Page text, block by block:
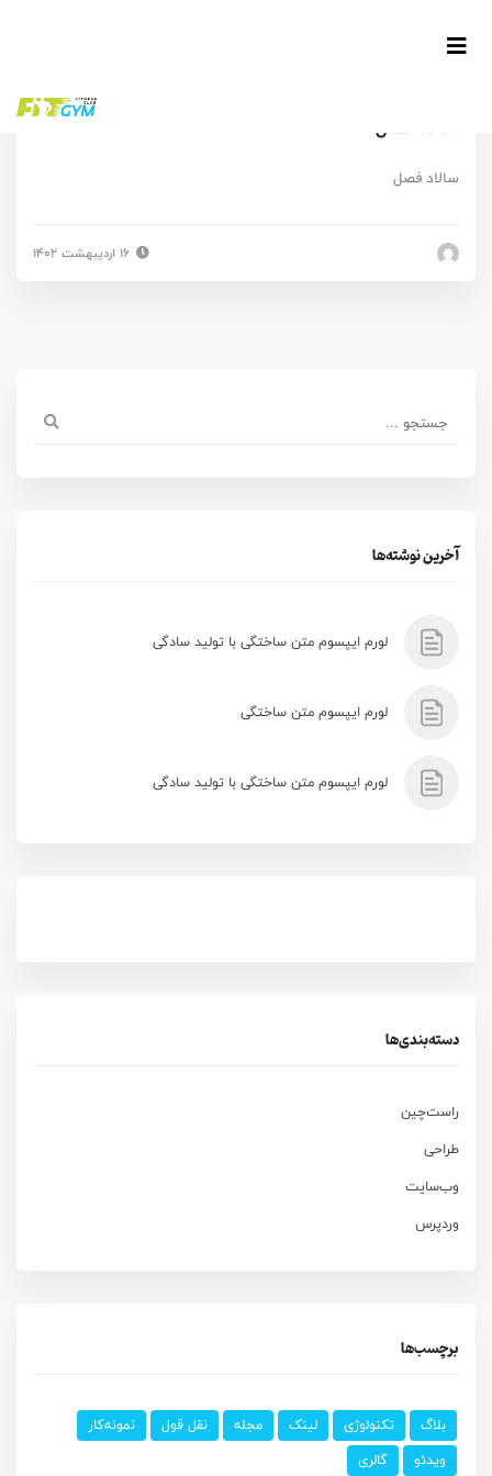
سالاد فصل
سالاد فصل
آخرین نوشته‌ها
لورم ایپسوم متن ساختگی با تولید سادگی
لورم ایپسوم متن ساختگی
لورم ایپسوم متن ساختگی با تولید سادگی
دسته‌بندی‌ها
راست‌چین
طراحی
وب‌سایت
وردپرس
برچسب‌ها
بلاگ تکنولوژی لینک مجله نقل قول
نمونه‌کار
ویدئو
گالری